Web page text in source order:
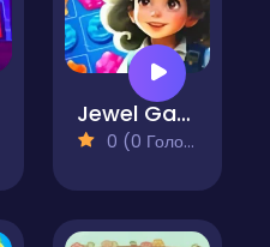
Jewel Garden Story
0 (0 Голосів)